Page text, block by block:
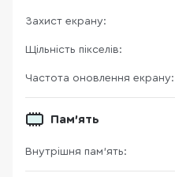
Захист екрану:
Щільність пікселів:
Частота оновлення екрану:
Пам'ять
Внутрішня пам'ять: